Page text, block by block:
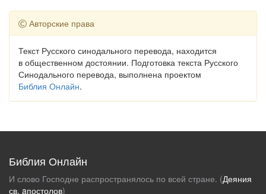
Авторские права
Текст Русского синодального перевода, находится
в общественном достоянии. Подготовка текста Русского
Синодального перевода, выполнена проектом
Библия Онлайн.
Библия Онлайн
И слово Господне распространялось по всей стране. (Деяния
св. aпостолов)